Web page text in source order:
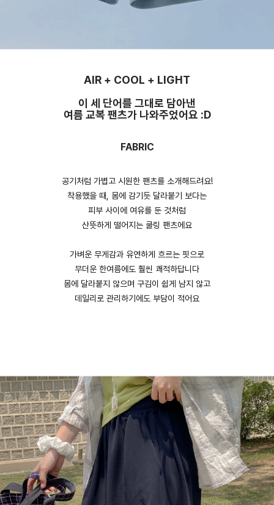
AIR + COOL + LIGHT
이 세 단어를 그대로 담아낸
여름 교복 팬츠가 나와주었어요 :D
FABRIC
공기처럼 가볍고 시원한 팬츠를 소개해드려요!
착용했을 때, 몸에 감기듯 달라붙기 보다는
피부 사이에 여유를 둔 것처럼
산뜻하게 떨어지는 쿨링 팬츠에요
가벼운 무게감과 유연하게 흐르는 핏으로
무더운 한여름에도 훨씬 쾌적하답니다
몸에 달라붙지 않으며 구김이 쉽게 남지 않고
데일리로 관리하기에도 부담이 적어요